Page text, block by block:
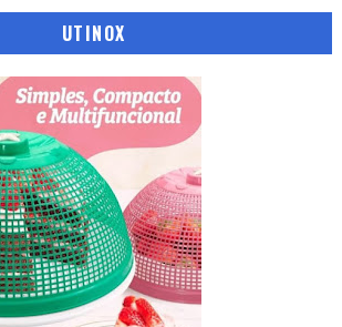
UTINOX